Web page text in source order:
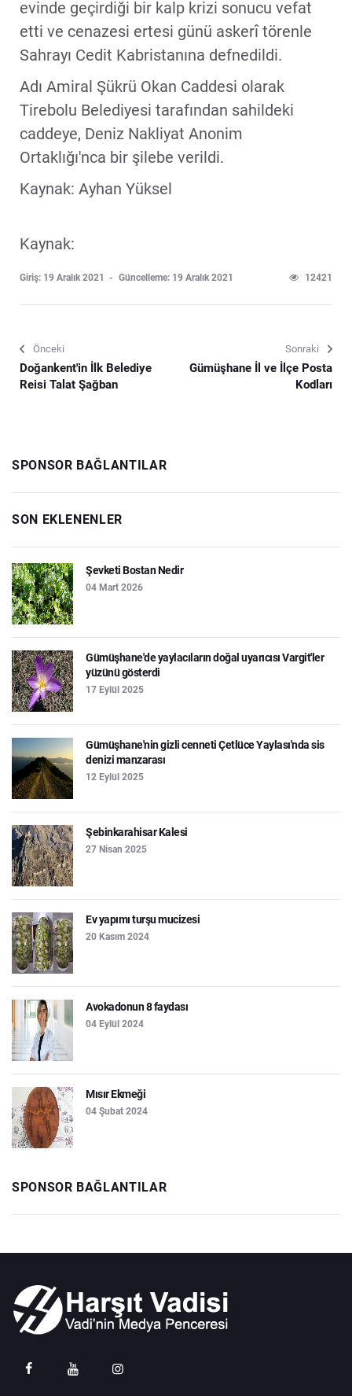
evinde geçirdiği bir kalp krizi sonucu vefat
etti ve cenazesi ertesi günü askerî törenle
Sahrayı Cedit Kabristanına defnedildi.
Adı Amiral Şükrü Okan Caddesi olarak
Tirebolu Belediyesi tarafından sahildeki
caddeye, Deniz Nakliyat Anonim
Ortaklığı'nca bir şilebe verildi.
Kaynak: Ayhan Yüksel
Kaynak:
Giriş: 19 Aralık 2021 Güncelleme: 19 Aralık 2021 12421
Önceki
Doğankent'in İlk Belediye
Reisi Talat Şağban
Sonraki
Gümüşhane İl ve İlçe Posta
Kodları
SPONSOR BAĞLANTILAR
SON EKLENENLER
Şevketi Bostan Nedir
04 Mart 2026
Gümüşhane'de yaylacıların doğal uyarıcısı Vargit'ler
yüzünü gösterdi
17 Eylül 2025
Gümüşhane'nin gizli cenneti Çetlüce Yaylası'nda sis
denizi manzarası
12 Eylül 2025
Şebinkarahisar Kalesi
27 Nisan 2025
Ev yapımı turşu mucizesi
20 Kasım 2024
Avokadonun 8 faydası
04 Eylül 2024
Mısır Ekmeği
04 Şubat 2024
SPONSOR BAĞLANTILAR